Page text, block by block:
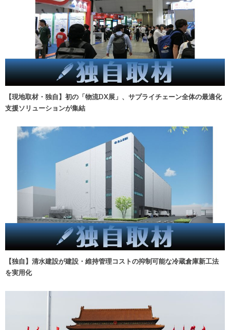
【現地取材・独自】初の「物流DX展」、サプライチェーン全体の最適化
支援ソリューションが集結
【独自】清水建設が建設・維持管理コストの抑制可能な冷蔵倉庫新工法
を実用化